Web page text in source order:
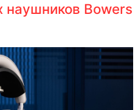
наушников Bowers